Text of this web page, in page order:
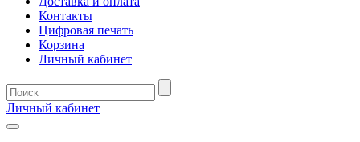
Контакты
Цифровая печать
Корзина
Личный кабинет
Личный кабинет